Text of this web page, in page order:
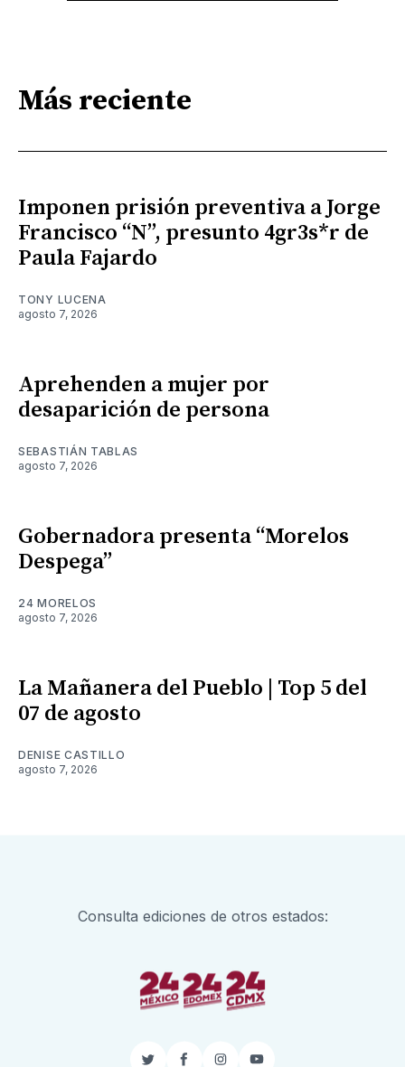
Más reciente
Imponen prisión preventiva a Jorge
Francisco “N”, presunto 4gr3s*r de
Paula Fajardo
TONY LUCENA
agosto 7, 2026
Aprehenden a mujer por
desaparición de persona
SEBASTIÁN TABLAS
agosto 7, 2026
Gobernadora presenta “Morelos
Despega”
24 MORELOS
agosto 7, 2026
La Mañanera del Pueblo | Top 5 del
07 de agosto
DENISE CASTILLO
agosto 7, 2026
Consulta ediciones de otros estados: